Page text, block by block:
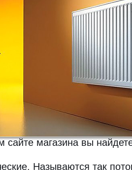
сайте магазина вы
Называются так